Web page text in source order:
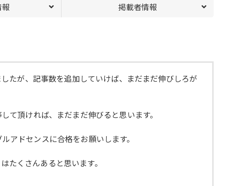
掲載者情報
たが、記事数を追加していけば、まだまだ伸びしろが
て頂ければ、まだまだ伸びると思います。
アドセンスに合格をお願いします。
たくさんあると思います。